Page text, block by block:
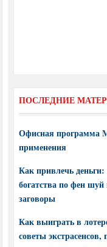
ПОСЛЕДНИЕ
Офисная программа
применения
Как привлечь
богатства по фен
заговоры
Как выиграть в
советы